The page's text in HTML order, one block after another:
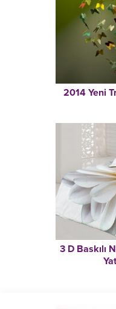
2014 Yeni
3 D Baskılı